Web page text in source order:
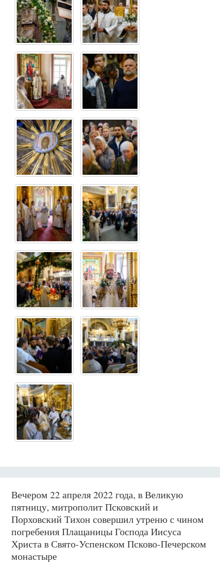
Вечером 22 апреля 2022 года, в Великую
пятницу, митрополит Псковский и
Порховский Тихон совершил утреню с чином
погребения Плащаницы Господа Иисуса
Христа в Свято-Успенском Псково-Печерском
монастыре